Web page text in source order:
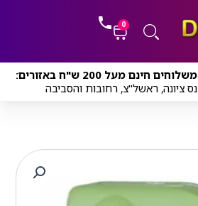
0
עגלת
קניות
משלוחים חינם מעל 200 ש"ח באזורים:
נס ציונה, ראשל"צ, רחובות והסביבה